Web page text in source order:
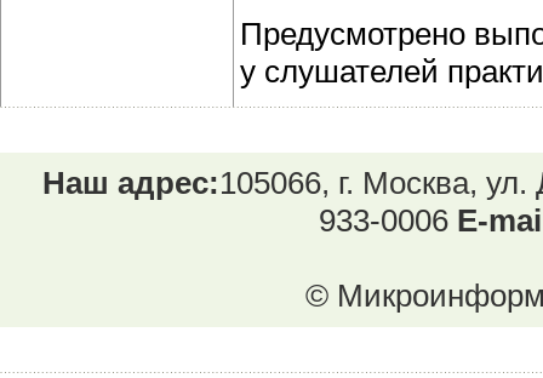
Предусмотрено
у слушателей
Наш адрес:105066, г. Москва,
933-0006 E-
©